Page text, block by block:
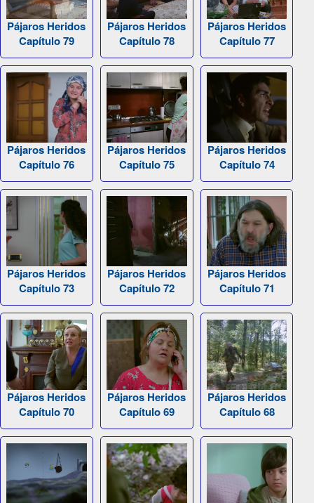
Pájaros Heridos
Capítulo 79
Pájaros Heridos
Capítulo 78
Pájaros Heridos
Capítulo 77
Pájaros Heridos
Capítulo 76
Pájaros Heridos
Capítulo 75
Pájaros Heridos
Capítulo 74
Pájaros Heridos
Capítulo 73
Pájaros Heridos
Capítulo 72
Pájaros Heridos
Capítulo 71
Pájaros Heridos
Capítulo 70
Pájaros Heridos
Capítulo 69
Pájaros Heridos
Capítulo 68